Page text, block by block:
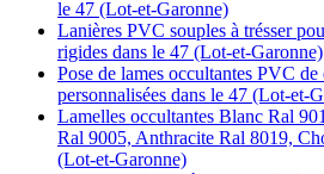
le 47 (Lot-et-Garonne)
Lanières PVC souples à trésser
rigides dans le 47 (Lot-et-Garonne)
Pose de lames occultantes PVC de
personnalisées dans le 47 (Lot-et-
Lamelles occultantes Blanc Ral
Ral 9005, Anthracite Ral 8019,
(Lot-et-Garonne)